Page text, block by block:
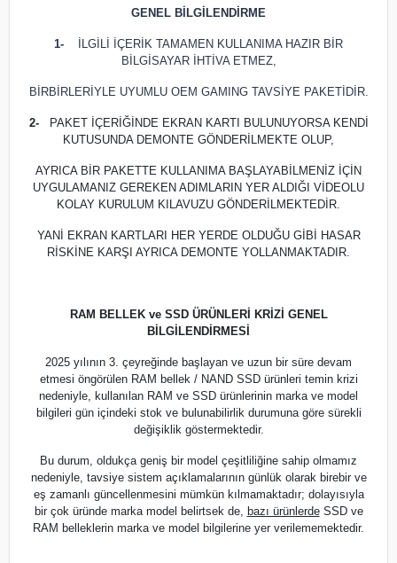
GENEL BİLGİLENDİRME
1-
İLGİLİ İÇERİK TAMAMEN KULLANIMA HAZIR BİR
BİLGİSAYAR İHTİVA ETMEZ,
BİRBİRLERİYLE UYUMLU OEM GAMING TAVSİYE PAKETİDİR.
2-
PAKET İÇERİĞİNDE EKRAN KARTI BULUNUYORSA KENDİ
KUTUSUNDA DEMONTE GÖNDERİLMEKTE OLUP,
AYRICA BİR PAKETTE KULLANIMA BAŞLAYABİLMENİZ İÇİN
UYGULAMANIZ GEREKEN ADIMLARIN YER ALDIĞI VİDEOLU
KOLAY KURULUM KILAVUZU GÖNDERİLMEKTEDİR.
YANİ EKRAN KARTLARI HER YERDE OLDUĞU GİBİ HASAR
RİSKİNE KARŞI AYRICA DEMONTE YOLLANMAKTADIR.
RAM BELLEK ve SSD ÜRÜNLERİ KRİZİ GENEL
BİLGİLENDİRMESİ
2025 yılının 3. çeyreğinde başlayan ve uzun bir süre devam
etmesi öngörülen RAM bellek / NAND SSD ürünleri temin krizi
nedeniyle, kullanılan RAM ve SSD ürünlerinin marka ve model
bilgileri gün içindeki stok ve bulunabilirlik durumuna göre sürekli
değişiklik göstermektedir.
Bu durum, oldukça geniş bir model çeşitliliğine sahip olmamız
nedeniyle, tavsiye sistem açıklamalarının günlük olarak birebir ve
eş zamanlı güncellenmesini mümkün kılmamaktadır; dolayısıyla
bir çok üründe marka model belirtsek de, bazı ürünlerdeSSD ve
RAM belleklerin marka ve model bilgilerine yer verilememektedir.